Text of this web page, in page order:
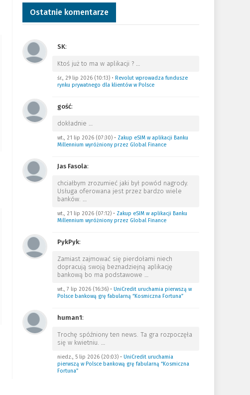
Ostatnie komentarze
SK:
Ktoś już to ma w aplikacji ? …
śr., 29 lip 2026 (10:13)• Revolut wprowadza fundusze
rynku prywatnego dla klientów w Polsce
gość:
dokładnie …
wt., 21 lip 2026 (07:30)• Zakup eSIM w aplikacji Banku
Millennium wyróżniony przez Global Finance
Jas Fasola:
chciałbym zrozumieć jaki był powód nagrody.
Usługa oferowana jest przez bardzo wiele
banków. …
wt., 21 lip 2026 (07:12)• Zakup eSIM w aplikacji Banku
Millennium wyróżniony przez Global Finance
PykPyk:
Zamiast zajmować się pierdołami niech
dopracują swoją beznadziejną aplikację
bankową bo ma podstawowe …
wt., 7 lip 2026 (16:36)• UniCredit uruchamia pierwszą w
Polsce bankową grę fabularną “Kosmiczna Fortuna”
human1:
Trochę spóźniony ten news. Ta gra rozpoczęła
się w kwietniu. …
niedz., 5 lip 2026 (20:03)• UniCredit uruchamia
pierwszą w Polsce bankową grę fabularną “Kosmiczna
Fortuna”